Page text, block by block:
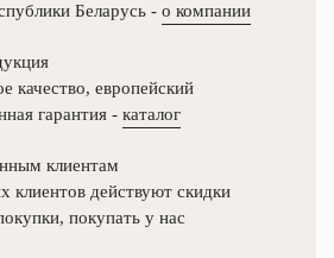
Колеса
Колеса
(полиуретан)
Беларусь - о компании
качество, европейский
гарантия - каталог
клиентам
клиентов действуют скидки
покупать у нас